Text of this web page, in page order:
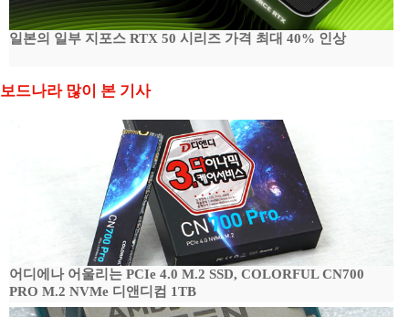
일본의 일부 지포스 RTX 50 시리즈 가격 최대 40% 인상
보드나라 많이 본 기사
어디에나 어울리는 PCIe 4.0 M.2 SSD, COLORFUL CN700
PRO M.2 NVMe 디앤디컴 1TB